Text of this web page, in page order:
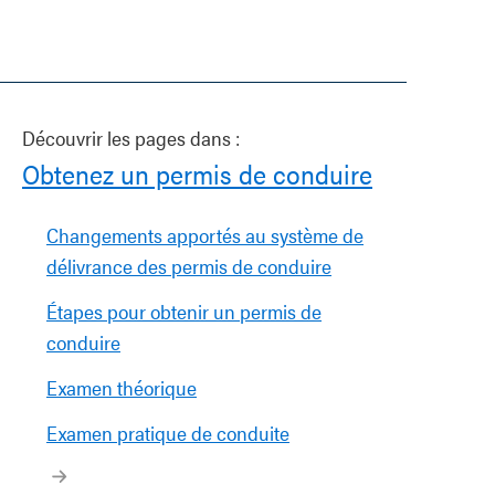
Découvrir les pages dans :
Obtenez un permis de conduire
Changements apportés au système de
délivrance des permis de conduire
Étapes pour obtenir un permis de
conduire
Examen théorique
Examen pratique de conduite